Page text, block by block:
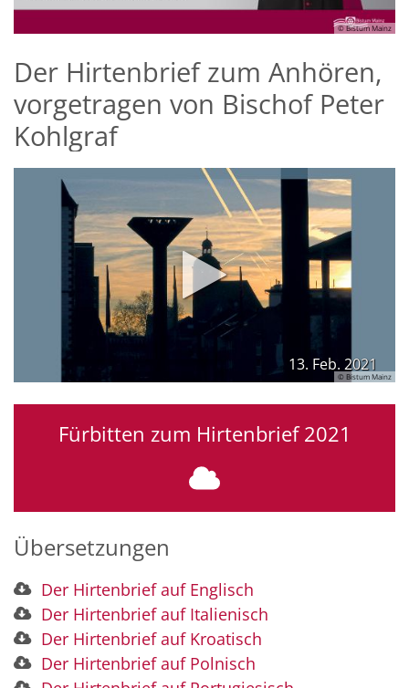
© Bistum Mainz
Der Hirtenbrief zum Anhören,
vorgetragen von Bischof Peter
Kohlgraf
13. Feb. 2021
© Bistum Mainz
Fürbitten zum Hirtenbrief 2021
Übersetzungen
Der Hirtenbrief auf Englisch
Der Hirtenbrief auf Italienisch
Der Hirtenbrief auf Kroatisch
Der Hirtenbrief auf Polnisch